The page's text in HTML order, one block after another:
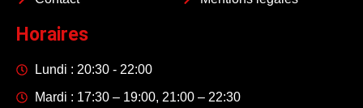
Horaires
Lundi : 20:30 - 22:00
Mardi : 17:30 – 19:00, 21:00 – 22:30